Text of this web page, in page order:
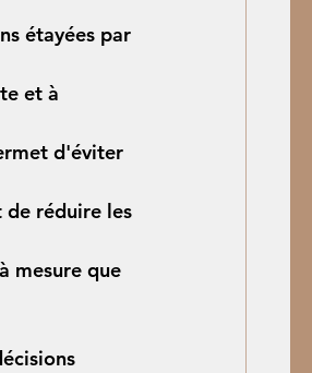
étayées par
et à
d'éviter
réduire les
mesure que